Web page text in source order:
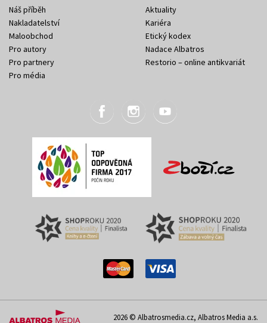
Náš příběh
Nakladatelství
Maloobchod
Pro autory
Pro partnery
Pro média
Aktuality
Kariéra
Etický kodex
Nadace Albatros
Restorio – online antikvariát
2026 © Albatrosmedia.cz, Albatros Media a.s.